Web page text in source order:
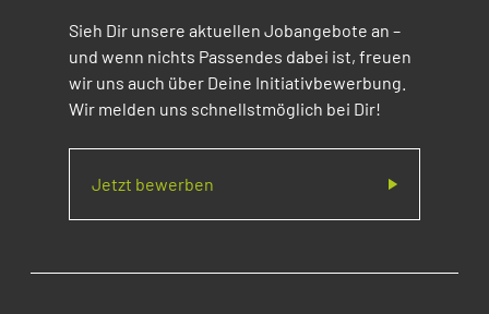
Sieh Dir unsere aktuellen Jobangebote an –
und wenn nichts Passendes dabei ist, freuen
wir uns auch über Deine Initiativbewerbung.
Wir melden uns schnellstmöglich bei Dir!
Jetzt bewerben